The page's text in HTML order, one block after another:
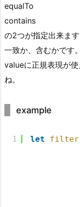
equalTo
contains
の2つが指定出来ます
一致か、含むかです。
valueに正規表現が
ね。
example
1 let